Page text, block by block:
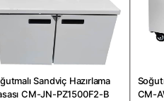
Sandviç Hazırlama
CM-JN-PZ1500F2-B
CM-